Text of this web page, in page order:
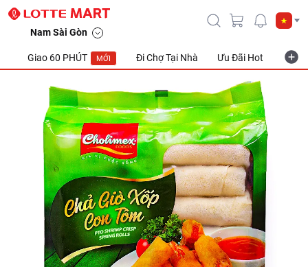
Nam Sài Gòn
Giao 60 PHÚT MỚI Đi Chợ Tại Nhà Ưu Đãi Hot